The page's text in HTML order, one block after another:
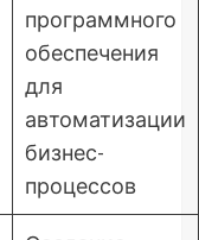
программного
обеспечения
для
автоматизации
бизнес-
процессов